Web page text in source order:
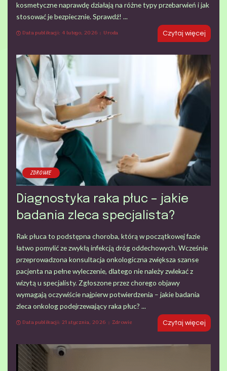
kosmetyczne naprawdę działają na różne typy przebarwień i jak
stosować je bezpiecznie. Sprawdź! ...
Data publikacji: 4 lutego, 2026
Uroda Czytaj więcej
ZDROWIE
Diagnostyka raka płuc – jakie
badania zleca specjalista?
Rak płuca to podstępna choroba, którą w początkowej fazie
łatwo pomylić ze zwykłą infekcją dróg oddechowych. Wcześnie
przeprowadzona konsultacja onkologiczna zwiększa szanse
pacjenta na pełne wyleczenie, dlatego nie należy zwlekać z
wizytą u specjalisty. Zgłoszone przez chorego objawy
wymagają oczywiście najpierw potwierdzenia – jakie badania
zleca onkolog podejrzewający raka płuc? ...
Data publikacji: 21 stycznia, 2026
Zdrowie Czytaj więcej